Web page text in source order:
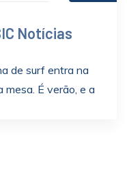
Notícias
de surf entra na
mesa. É verão, e a